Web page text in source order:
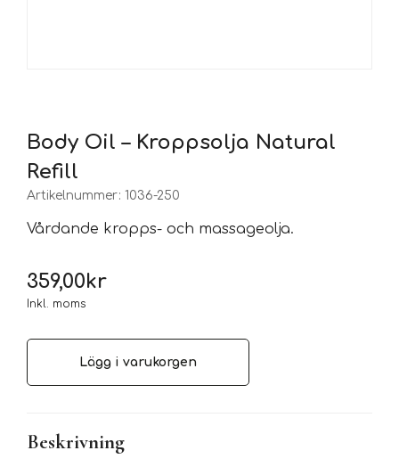
Body Oil – Kroppsolja Natural
Refill
Artikelnummer: 1036-250
Vårdande kropps- och massageolja.
359,00kr
Inkl. moms
Lägg i varukorgen
Beskrivning